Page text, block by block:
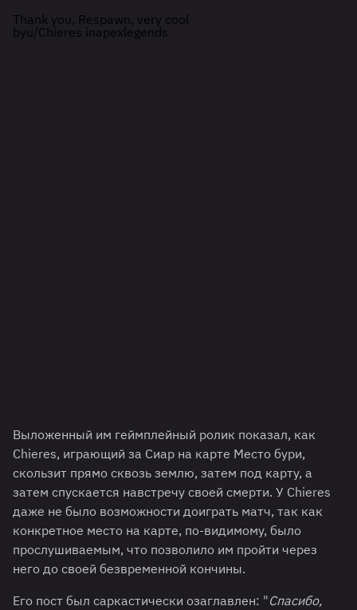
Thank you, Respawn, very cool
byu/Chieres inapexlegends
Выложенный им геймплейный ролик показал, как
Chieres, играющий за Сиар на карте Место бури,
скользит прямо сквозь землю, затем под карту, а
затем спускается навстречу своей смерти. У Chieres
даже не было возможности доиграть матч, так как
конкретное место на карте, по-видимому, было
прослушиваемым, что позволило им пройти через
него до своей безвременной кончины.
Его пост был саркастически озаглавлен: "Спасибо,